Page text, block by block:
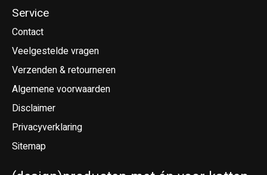
Service
Contact
Veelgestelde vragen
Verzenden & retourneren
Algemene voorwaarden
Disclaimer
Privacyverklaring
Sitemap